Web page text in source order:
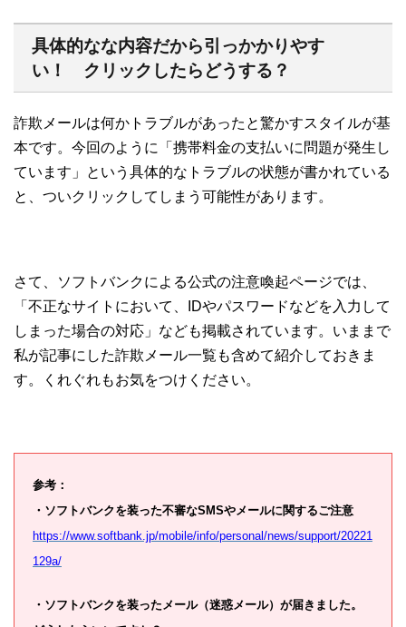
具体的なな内容だから引っかかりやす
い！ クリックしたらどうする？
詐欺メールは何かトラブルがあったと驚かすスタイルが基
本です。今回のように「携帯料金の支払いに問題が発生し
ています」という具体的なトラブルの状態が書かれている
と、ついクリックしてしまう可能性があります。
さて、ソフトバンクによる公式の注意喚起ページでは、
「不正なサイトにおいて、IDやパスワードなどを入力して
しまった場合の対応」なども掲載されています。いままで
私が記事にした詐欺メール一覧も含めて紹介しておきま
す。くれぐれもお気をつけください。
参考：
・ソフトバンクを装った不審なSMSやメールに関するご注意
https://www.softbank.jp/mobile/info/personal/news/support/20221
129a/
・ソフトバンクを装ったメール（迷惑メール）が届きました。